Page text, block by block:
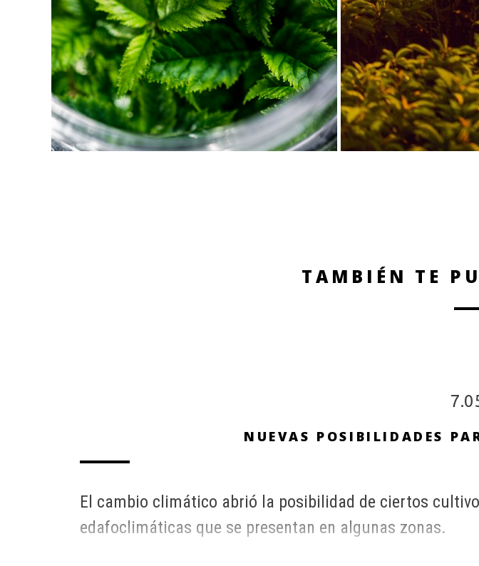
TAMBIÉN TE
NUEVAS POSIBILIDADES
El cambio climático abrió la posibilidad de ciertos
edafoclimáticas que se presentan en algunas zonas.